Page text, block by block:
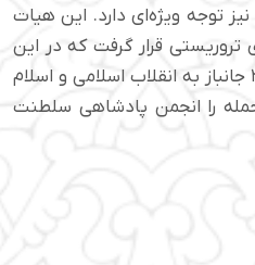
توجه ویژه‌ای دارد. این هیات
تروریستی قرار گرفت که در این
واقعه ۱۴ شهید و قریب به ۲۰۰ جانباز به انقلاب اسلامی و اسلام
را انجمن پادشاهی سلطنت